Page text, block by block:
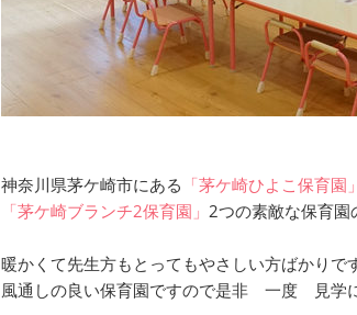
神奈川県茅ケ崎市にある 「茅ケ崎ひよこ保育園」
「茅ケ崎ブランチ2保育園」 2つの素敵な保育
暖かくて先生方もとってもやさしい方ばかりです
風通しの良い保育園ですので是非 一度 見学